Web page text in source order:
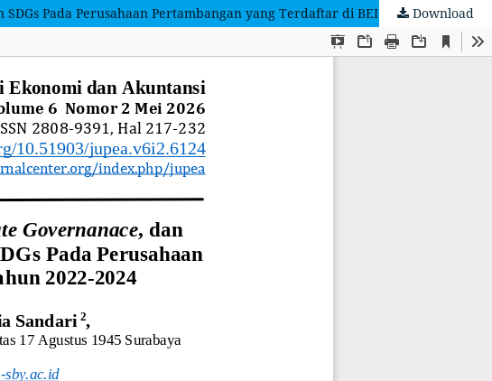
Pada Perusahaan Pertambangan yang Terdaftar di BEI Tahun 2022-2024
Download